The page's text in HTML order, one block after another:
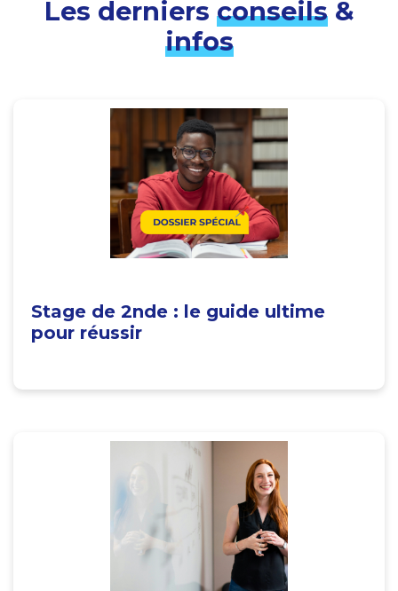
Les derniers conseils&
infos
Stage de 2nde : le guide ultime
pour réussir